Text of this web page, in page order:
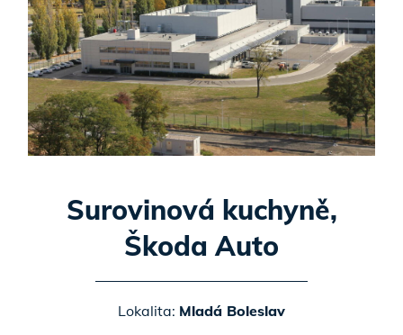
Surovinová kuchyně,
Škoda Auto
Lokalita: Mladá Boleslav